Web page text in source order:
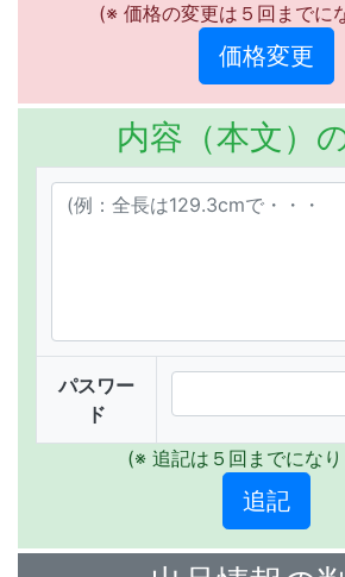
(※ 価格の変更は５回までに
内容（本文）
パスワー
ド
(※ 追記は５回までにな